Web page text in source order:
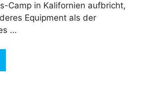
Camp in Kalifornien aufbricht,
Equipment als der
…